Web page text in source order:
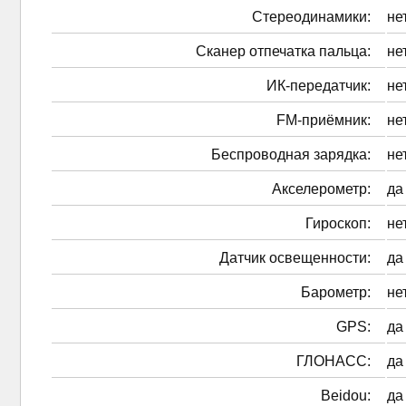
Стереодинамики:
Сканер отпечатка пальца:
ИК-передатчик:
FM-приёмник:
Беспроводная зарядка:
Акселерометр: да
Гироскоп:
Датчик освещенности: да
Барометр:
GPS: да
ГЛОНАСС: да
Beidou: да